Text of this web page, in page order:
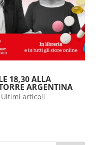
18,30 ALLA
ARGENTINA
Ultimi articoli